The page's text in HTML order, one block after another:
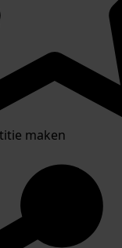
maken